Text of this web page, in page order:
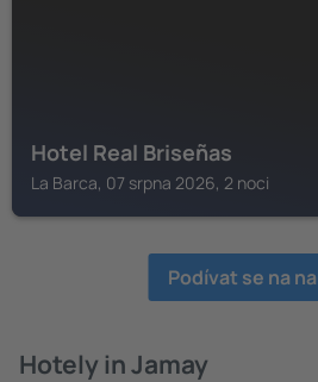
Hotel Real Briseñas
La Barca, 07 srpna 2026, 2 noci
Podívat se na
Hotely in Jamay